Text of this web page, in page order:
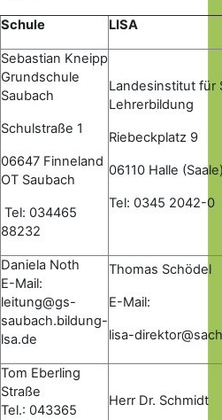
Schule LISA
Sebastian Kneipp
Grundschule
Saubach
Schulstraße 1
06647 Finneland
OT Saubach
Tel: 034465
88232
Landesinstitut für
Lehrerbildung
Riebeckplatz 9
06110 Halle
Tel: 0345 2042-0
Daniela Noth
E-Mail:
leitung@gs-
saubach.bildung-
lsa.de
Thomas Schödel
E-Mail:
lisa-
Tom Eberling
Straße
Tel.: 043365
Herr Dr. Schmidt